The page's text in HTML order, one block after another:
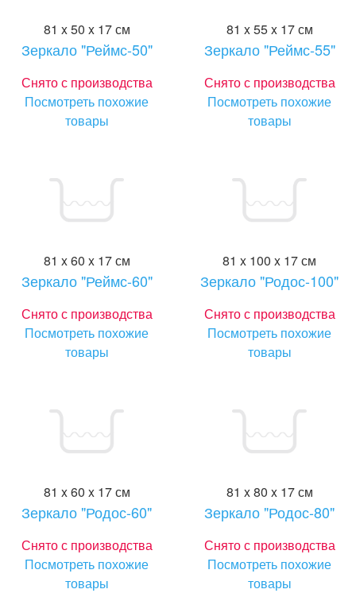
81 x 50 x 17 см
Зеркало "Реймс-50"
Снято с производства
Посмотреть похожие
товары
81 x 55 x 17 см
Зеркало "Реймс-55"
Снято с производства
Посмотреть похожие
товары
81 x 60 x 17 см
Зеркало "Реймс-60"
Снято с производства
Посмотреть похожие
товары
81 x 100 x 17 см
Зеркало "Родос-100"
Снято с производства
Посмотреть похожие
товары
81 x 60 x 17 см
Зеркало "Родос-60"
Снято с производства
Посмотреть похожие
товары
81 x 80 x 17 см
Зеркало "Родос-80"
Снято с производства
Посмотреть похожие
товары